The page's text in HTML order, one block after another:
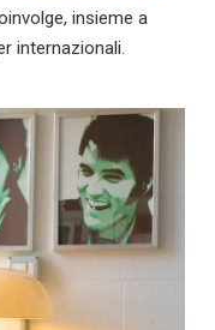
insieme a
internazionali.